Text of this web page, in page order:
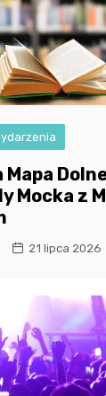
Mocka z
21 lipca 2026